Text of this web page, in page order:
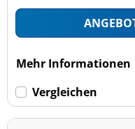
Mehr Informationen
Vergleichen